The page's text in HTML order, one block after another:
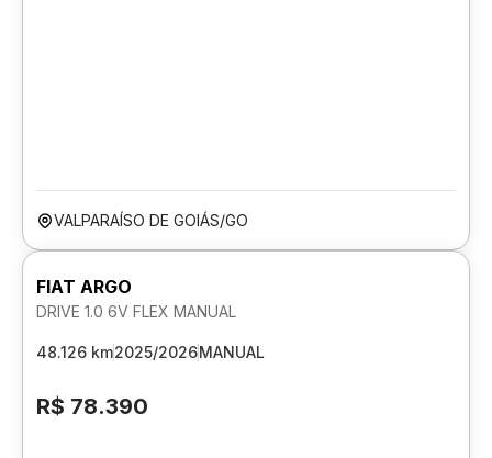
VALPARAÍSO DE GOIÁS/GO
FIAT ARGO
DRIVE 1.0 6V FLEX MANUAL
48.126 km2025/2026MANUAL
R$ 78.390